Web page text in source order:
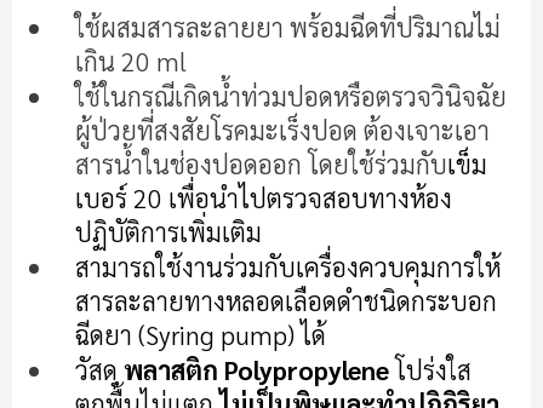
ต้น
แกล
รูปภาพ
ใช้ผสมสารละลายยา พร้อมฉีดที่ปริมาณไม่
เกิน 20 ml
ใช้ในกรณีเกิดน้ำท่วมปอดหรือตรวจวินิจฉัย
ผู้ป่วยที่สงสัยโรคมะเร็งปอด ต้องเจาะเอา
สารน้ำในช่องปอดออก โดยใช้ร่วมกับเข็ม
เบอร์ 20 เพื่อนำไปตรวจสอบทางห้อง
ปฏิบัติการเพิ่มเติม
สามารถใช้งานร่วมกับเครื่องควบคุมการให้
สารละลายทางหลอดเลือดดำชนิดกระบอก
ฉีดยา (Syring pump) ได้
วัสดุ พลาสติก Polypropyleneโปร่งใส